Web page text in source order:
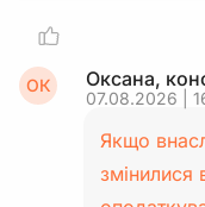
ОК Оксана,
07.08.2026 |
Якщо
змінилися